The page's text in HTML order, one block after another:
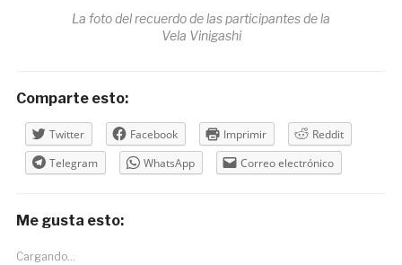
La foto del recuerdo de las participantes de la
Vela Vinigashi
Comparte esto:
Twitter Facebook Imprimir
Reddit
Telegram
WhatsApp Correo electrónico
Me gusta esto:
Cargando...